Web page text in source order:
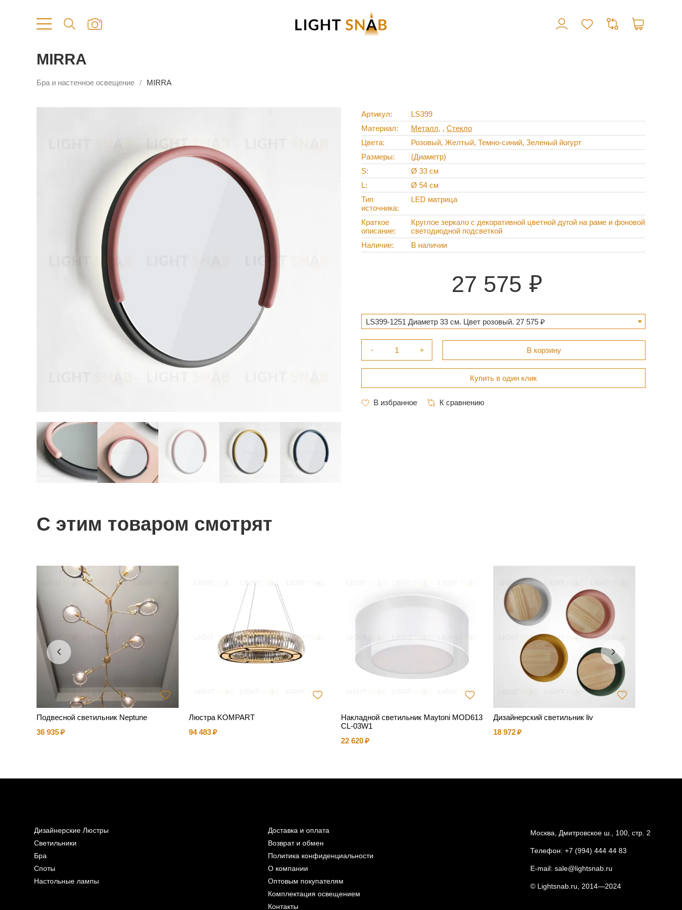
MIRRA
Бра и настенное освещение MIRRA
Артикул
LS399
Материал
Металл , Стекло
Цвета
Розовый, Желтый, Темно-синий, Зеленый йогурт
Размеры
(Диаметр)
S
Ø 33 см
L
Ø 54 см
Тип
источника
LED матрица
Краткое
описание
Круглое зеркало с декоративной цветной дугой на раме и фоновой
светодиодной подсветкой
Наличие
В наличии
27 575
LS399-1251 Диаметр 33 см. Цвет розовый. 27 575 ₽
С этим товаром смотрят
Подвесной светильник Neptune
36 935
Люстра KOMPART
94 483
Накладной светильник Maytoni MOD613
CL-03W1
22 620
Дизайнерский светильник liv
18 972
Дизайнерские Люстры
Светильники
Бра
Споты
Настольные лампы
Доставка и оплата
Возврат и обмен
Политика конфиденциальности
О компании
Оптовым покупателям
Комплектация освещением
Контакты
Москва, Дмитровское ш., 100, стр. 2
Телефон: +7 (994) 444 44 83
E-mail: sale@lightsnab.ru
© Lightsnab.ru, 2014—2024